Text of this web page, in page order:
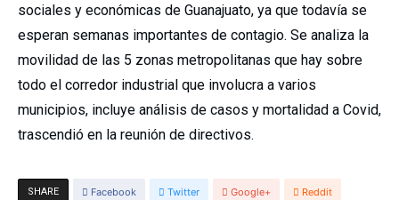
sociales y económicas de Guanajuato, ya que todavía se
esperan semanas importantes de contagio. Se analiza la
movilidad de las 5 zonas metropolitanas que hay sobre
todo el corredor industrial que involucra a varios
municipios, incluye análisis de casos y mortalidad a Covid,
trascendió en la reunión de directivos.
SHARE Facebook Twitter Google+ Reddit